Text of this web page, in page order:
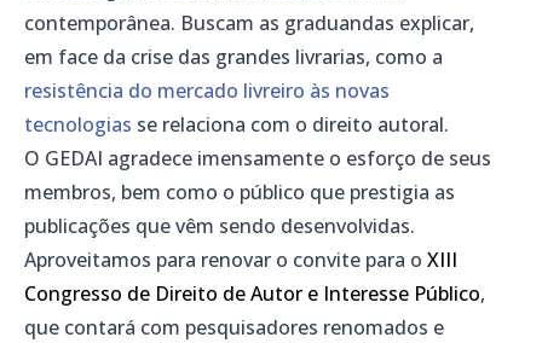
contemporânea. Buscam as graduandas explicar,
em face da crise das grandes livrarias, como a
resistência do mercado livreiro às novas
tecnologias se relaciona com o direito autoral.
O GEDAI agradece imensamente o esforço de seus
membros, bem como o público que prestigia as
publicações que vêm sendo desenvolvidas.
Aproveitamos para renovar o convite para o XIII
Congresso de Direito de Autor e Interesse Público,
que contará com pesquisadores renomados e